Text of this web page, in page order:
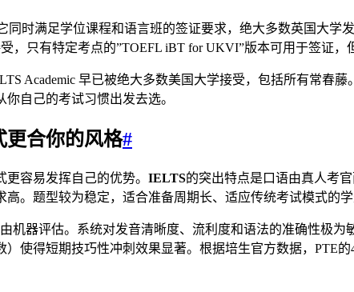
时满足学位课程和语言班的签证要求，绝大多数英国大学
，只有特定考点的”TOEFL iBT for UKVI”版本可用于签证，
Academic 早已被绝大多数美国大学接受，包括所有常春
自己的考试习惯出发去选。
更合你的风格#
容易发挥自己的优势。 IELTS的突出特点是口语由真人考
。题型较为稳定，适合准备周期长、适应传统考试模式的学
机器评估。系统对发音清晰度、流利度和语法的准确性极
使得短期技巧性冲刺效果显著。根据培生官方数据，PTE